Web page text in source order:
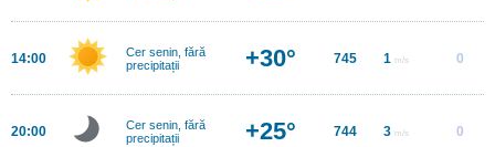
14:00
Cer senin, fără
precipitații
+30° 745 1 m/s 0
20:00
Cer senin, fără
precipitații
+25° 744 3 m/s 0